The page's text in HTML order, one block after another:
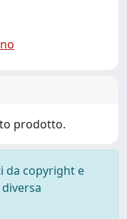
prodotto.
da copyright e